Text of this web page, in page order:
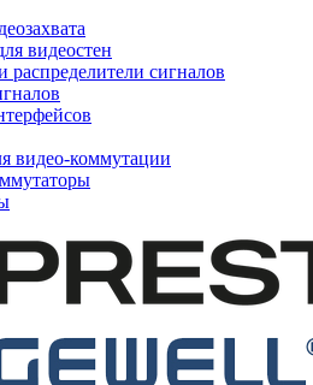
видеостен
сигналов
видео-коммутации